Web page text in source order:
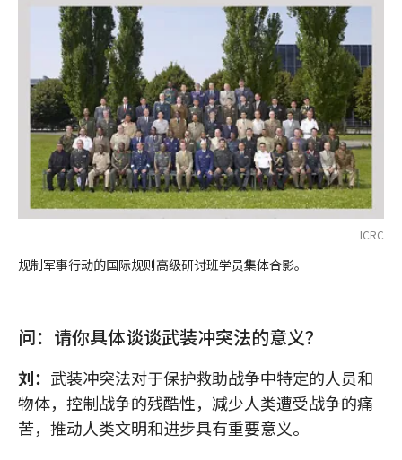
ICRC
规制军事行动的国际规则高级研讨班学员集体合影。
问：请你具体谈谈武装冲突法的意义？
刘： 武装冲突法对于保护救助战争中特定的人员和
物体，控制战争的残酷性，减少人类遭受战争的痛
苦，推动人类文明和进步具有重要意义。